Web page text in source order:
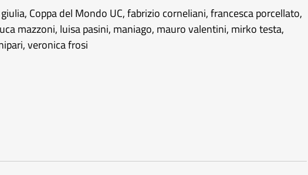
, Coppa del Mondo UC,fabrizio corneliani,francesca porcellato,
mazzoni, luisa pasini, maniago, mauro valentini, mirko testa,
,veronica frosi